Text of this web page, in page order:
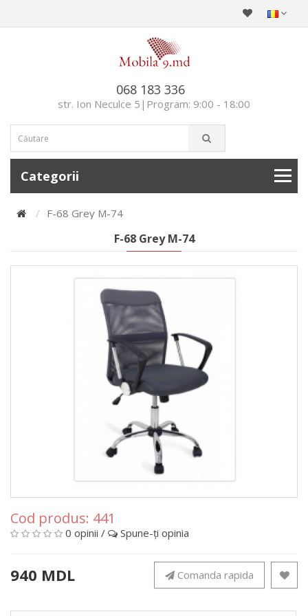
068 183 336
str. Ion Neculce 5|Program: 9:00 - 18:00
Categorii
F-68 Grey M-74
F-68 Grey M-74
Cod produs: 441
0 opinii / Spune-ţi opinia
940 MDL Comanda rapida